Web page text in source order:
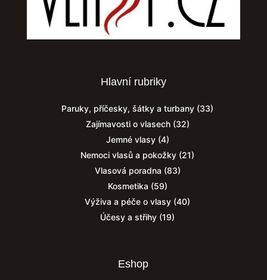
Hlavní rubriky
Paruky, příčesky, šátky a turbany (33)
Zajímavosti o vlasech(32)
Jemné vlasy(4)
Nemoci vlasů a pokožky (21)
Vlasová poradna (83)
Kosmetika (59)
Výživa a péče o vlasy (40)
Účesy a střihy (19)
Eshop